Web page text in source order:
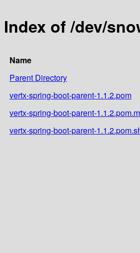
Index of /dev/
Name
Parent Directory
vertx-spring-boot-parent-1.1.2.pom
vertx-spring-boot-parent-
vertx-spring-boot-parent-